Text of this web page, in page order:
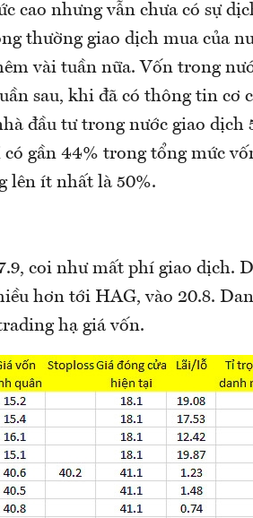
cao nhưng vẫn chưa có sự
thường giao dịch mua của
vài tuần nữa. Vốn trong
sau, khi đã có thông tin cơ
đầu tư trong nước giao dịch
gần 44% trong tổng mức
lên ít nhất là 50%.
coi như mất phí giao dịch.
hơn tới HAG, vào 20.8.
hạ giá vốn.